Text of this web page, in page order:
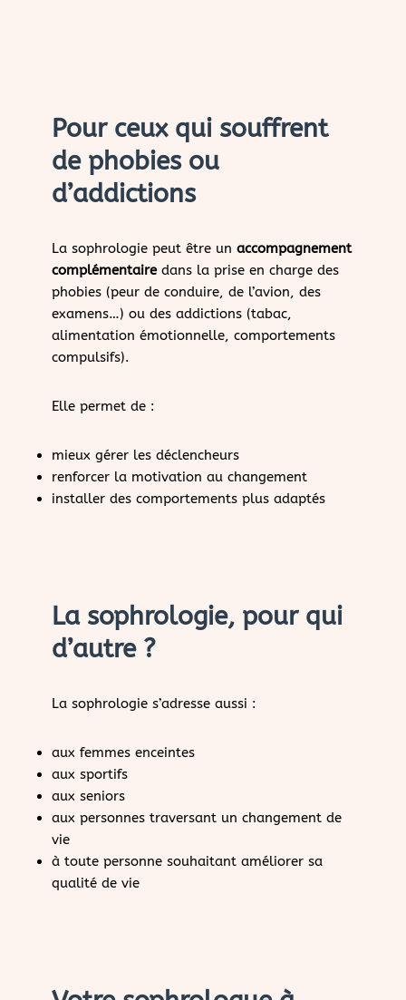
Pour ceux qui souffrent
de phobies ou
d’addictions
La sophrologie peut être un accompagnement
complémentairedans la prise en charge des
phobies (peur de conduire, de l’avion, des
examens…) ou des addictions (tabac,
alimentation émotionnelle, comportements
compulsifs).
Elle permet de :
mieux gérer les déclencheurs
renforcer la motivation au changement
installer des comportements plus adaptés
La sophrologie, pour qui
d’autre ?
La sophrologie s’adresse aussi :
aux femmes enceintes
aux sportifs
aux seniors
aux personnes traversant un changement de
vie
à toute personne souhaitant améliorer sa
qualité de vie